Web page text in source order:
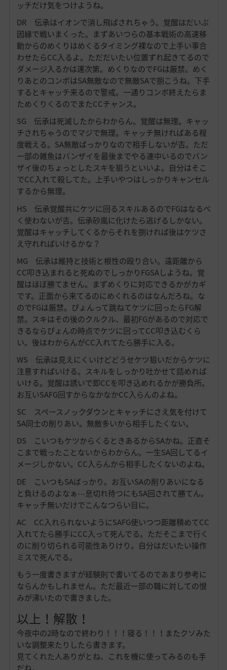
ッチだけ気をつけようね。
DR 伝承はイオンで消し飛ばされちゃう。覚醒はだいぶ
因縁で戦いまくった。まずあいつらの基本戦術の高速移
動からのめくりはめくるタイミング裸なので上手い事合
わせたらCC入るよ。ただだいたい位置ずれ起きてるので
ダメージ入るかは運次第。めくりなのでFGは厳禁。めく
りあとのコンボはSA無敵なので無敵SAで捌こうね。下手
するとキャッチ来るので警戒。一通りコンボ終えたらま
ためくりくるのでまたCCチャンス。
SG 伝承は死滅したからわからん。覚醒は無理。キャッ
チされちゃうのでマジで無理。キャッチ無ければある程
度戦える。SA無敵ばっかりなので相手しないが吉。ただ
一部の雑魚はバンザイを最後までやる連中いるのでバン
ザイ後のちょっとしたスキを狙うといいよ。自分はそこ
でCC入れて殺してた。上手いやつはしっかりキャンセル
するから無理。
HS 伝承覚醒共にケツに回るスキルあるのでFGはなるべ
く使わないが吉。伝承砂嵐に化けたら逃げるしかない。
覚醒はキャッチしてくるからそれを捌ければ後はケツさ
え守れればいけるかな？
MG 伝承は維持と技術と根性の殴り合い。遠距離から
CC叩き込まれると死ぬのでしっかりFGSAしようね。覚
醒はほぼ勝てません。まずめくりに対応できるかがカギ
です。正面から来てるのにめくれるのはなんだろね。な
のでFGは厳禁。ぴょんって跳ねてケツに回ったらFG解
禁。スキはその後のクルクル、最初FGがあるので対応で
きるならぴょんの時点でケツに回ってCC叩き込むくら
い。後はわからんがCC入れてたら勝手に入る。
WS 伝承は見えにくいけどどうせケツ狙いだからケツに
注意すればいける。スキルをしっかり吐かせて詰めれば
いける。覚醒は誘いで即CCを叩き込めれるかが勝負所。
お互いSAFG回すからなかなかCC入らんのよね。
SC スペースノックダウンとキャッチにさえ気を付けて
SA同士の削りあい。無敵多いから相手したくない。
DS こいつもケツからくるときあるからSAかね。正直そ
こまで戦ったことないからわからん。一生SA回してるイ
メージしかない。CC入らんから相手したくないのよね。
DE こいつもSAばっかり。お互いSAの削りあいになる
と負けるのよなぁ⋯息切れ待つにもSA回されて勝てん。
キャッチ無いだけでこんなつらい目に。
AC CC入れられないようにSAFG使いつつ距離積めてCC
入れてたら勝手にCC入って死んでる。ただそこまで行く
のに削り切られる可能性ありけり。自分はだいたい操作
ミスで死んでる。
もう一度書きますが経験則で書いてるのであまり参考に
ならんかもしれません。ただ最近一部の職に対しての恨
みが沸いたので書きました。
以上！解散！
今夜中の2時なので終わり！！！寝る！！！またクソみた
いな調整来たりしたら書きます。
見てくれた人ありがとね、これを機に使ってみるのも手